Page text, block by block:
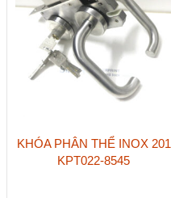
KHÓA PHÂN THỂ INOX 201
KPT022-8545